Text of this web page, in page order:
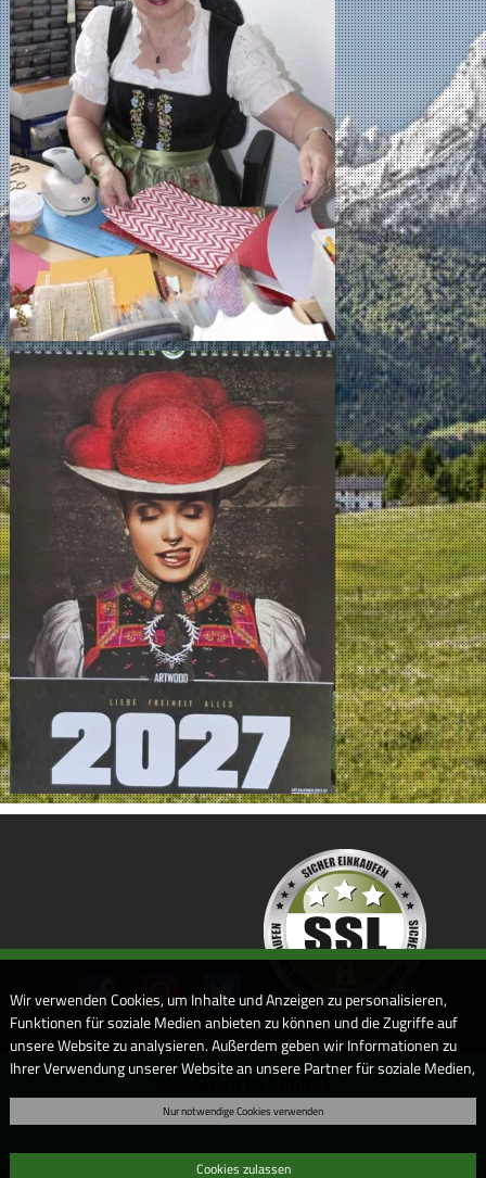
Webdesign by ARANES
Wir verwenden Cookies, um Inhalte und Anzeigen zu personalisieren,
Funktionen für soziale Medien anbieten zu können und die Zugriffe auf
unsere Website zu analysieren. Außerdem geben wir Informationen zu
Ihrer Verwendung unserer Website an unsere Partner für soziale Medien,
Informationen möglicherweise mit weiteren Daten zusammen, die Sie
Dienste gesammelt haben. Sofern Sie uns Ihre Einwilligung geben,
Nur notwendige Cookies verwenden
Cookies zulassen